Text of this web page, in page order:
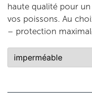
haute qualité pour
vos poissons. Au
– protection